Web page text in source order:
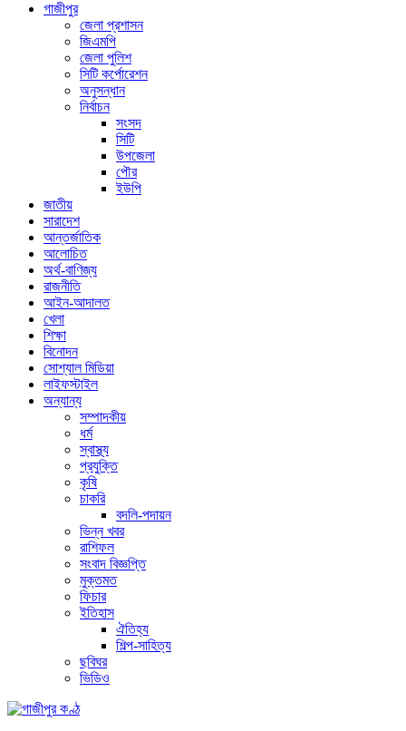
গাজীপুর
জেলা প্রশাসন
জিএমপি
জেলা পুলিশ
সিটি কর্পোরেশন
অনুসন্ধান
নির্বাচন
সংসদ
সিটি
উপজেলা
পৌর
ইউপি
জাতীয়
সারাদেশ
আন্তর্জাতিক
আলোচিত
অর্থ-বাণিজ্য
রাজনীতি
আইন-আদালত
খেলা
শিক্ষা
বিনোদন
সোশ্যাল মিডিয়া
লাইফস্টাইল
অন্যান্য
সম্পাদকীয়
ধর্ম
স্বাস্থ্য
প্রযুক্তি
কৃষি
চাকরি
বদলি-পদায়ন
ভিন্ন খবর
রাশিফল
সংবাদ বিজ্ঞপ্তি
মুক্তমত
ফিচার
ইতিহাস
ঐতিহ্য
শিল্প-সাহিত্য
ছবিঘর
ভিডিও